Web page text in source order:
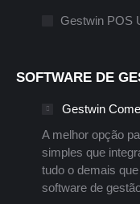
Gestwin POS
SOFTWARE DE
Gestwin
A melhor opção
simples que
tudo o demais
software de